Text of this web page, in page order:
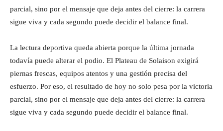
parcial, sino por el mensaje que deja antes del cierre: la carrera
sigue viva y cada segundo puede decidir el balance final.
La lectura deportiva queda abierta porque la última jornada
todavía puede alterar el podio. El Plateau de Solaison exigirá
piernas frescas, equipos atentos y una gestión precisa del
esfuerzo. Por eso, el resultado de hoy no solo pesa por la victoria
parcial, sino por el mensaje que deja antes del cierre: la carrera
sigue viva y cada segundo puede decidir el balance final.